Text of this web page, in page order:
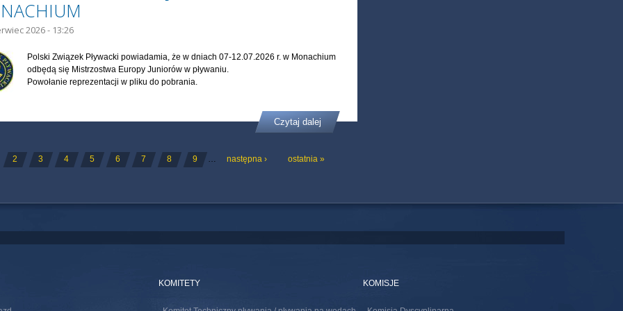
2026 - 13:26
Polski Związek Pływacki powiadamia, że w dniach 07-12.07.2026 r. w Monachium
odbędą się Mistrzostwa Europy Juniorów w pływaniu.
Powołanie reprezentacji w pliku do pobrania.
Czytaj dalej
2 3 4 5 6 7 8 9 … następna › ostatnia »
KOMITETY KOMISJE